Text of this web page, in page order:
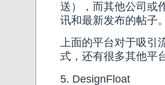
送），而其他公司或
讯和最新发布的帖子。
上面的平台对于吸引
式，还有很多其他平
5. DesignFloat